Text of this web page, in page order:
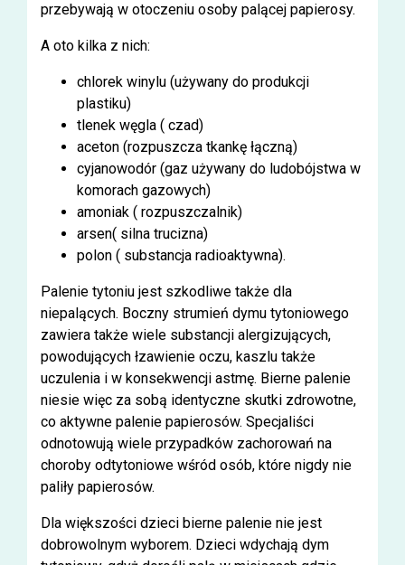
przebywają w otoczeniu osoby palącej papierosy.
A oto kilka z nich:
chlorek winylu (używany do produkcji
plastiku)
tlenek węgla ( czad)
aceton (rozpuszcza tkankę łączną)
cyjanowodór (gaz używany do ludobójstwa w
komorach gazowych)
amoniak ( rozpuszczalnik)
arsen( silna trucizna)
polon ( substancja radioaktywna).
Palenie tytoniu jest szkodliwe także dla
niepalących. Boczny strumień dymu tytoniowego
zawiera także wiele substancji alergizujących,
powodujących łzawienie oczu, kaszlu także
uczulenia i w konsekwencji astmę. Bierne palenie
niesie więc za sobą identyczne skutki zdrowotne,
co aktywne palenie papierosów. Specjaliści
odnotowują wiele przypadków zachorowań na
choroby odtytoniowe wśród osób, które nigdy nie
paliły papierosów.
Dla większości dzieci bierne palenie nie jest
dobrowolnym wyborem. Dzieci wdychają dym